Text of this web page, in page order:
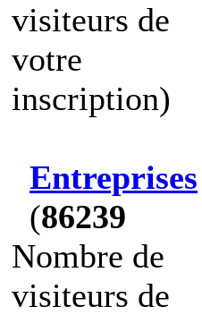
visiteurs de
votre
inscription)
Entreprises
(86239
Nombre de
visiteurs de